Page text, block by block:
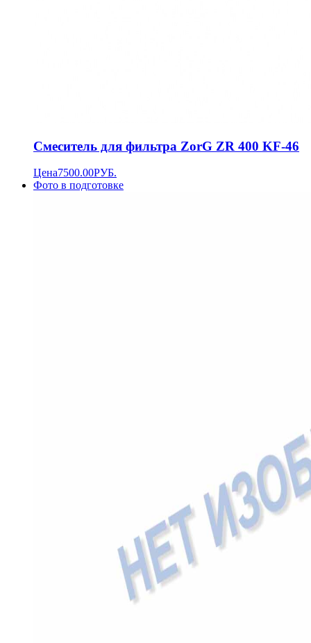
Смеситель для фильтра ZorG ZR 400 KF-46
Цена7500.00РУБ.
Фото в подготовке